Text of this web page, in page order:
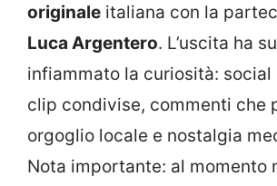
originale italiana con la
Luca Argentero. L’uscita ha
infiammato la curiosità: social
clip condivise, commenti che
orgoglio locale e nostalgia
Nota importante: al momento